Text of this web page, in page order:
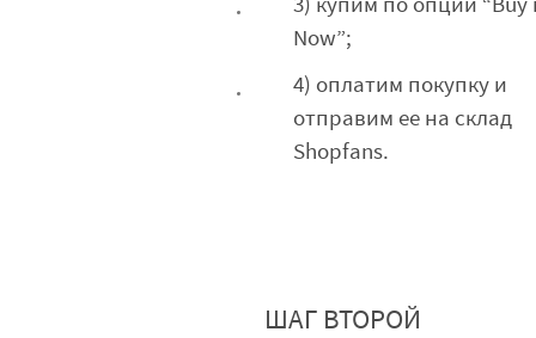
Now”;
4) оплатим покупку и
отправим ее на склад
Shopfans.
ШАГ ВТОРОЙ